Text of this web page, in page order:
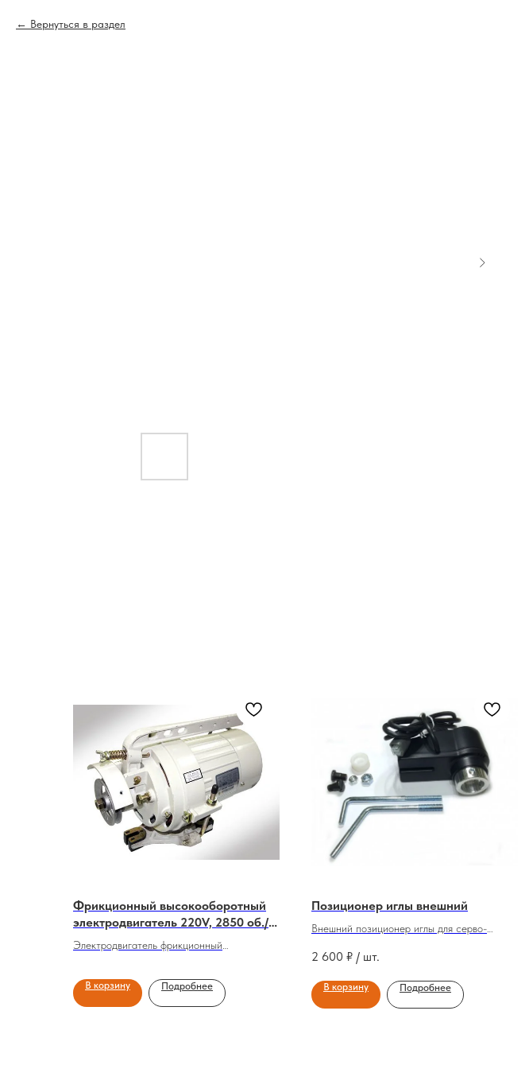
Вернуться в раздел
Фрикционный высокооборотный
электродвигатель 220V, 2850 об./
мин.
Электродвигатель фрикционный
В корзину Подробнее
Позиционер иглы внешний
Внешний позиционер иглы для серво-
2 600 ₽ / шт.
В корзину Подробнее